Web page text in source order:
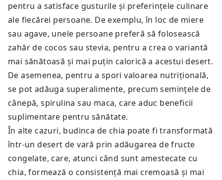
pentru a satisface gusturile și preferințele culinare
ale fiecărei persoane. De exemplu, în loc de miere
sau agave, unele persoane preferă să folosească
zahăr de cocos sau stevia, pentru a crea o variantă
mai sănătoasă și mai puțin calorică a acestui desert.
De asemenea, pentru a spori valoarea nutrițională,
se pot adăuga superalimente, precum semințele de
cânepă, spirulina sau maca, care aduc beneficii
suplimentare pentru sănătate.
În alte cazuri, budinca de chia poate fi transformată
într-un desert de vară prin adăugarea de fructe
congelate, care, atunci când sunt amestecate cu
chia, formează o consistență mai cremoasă și mai